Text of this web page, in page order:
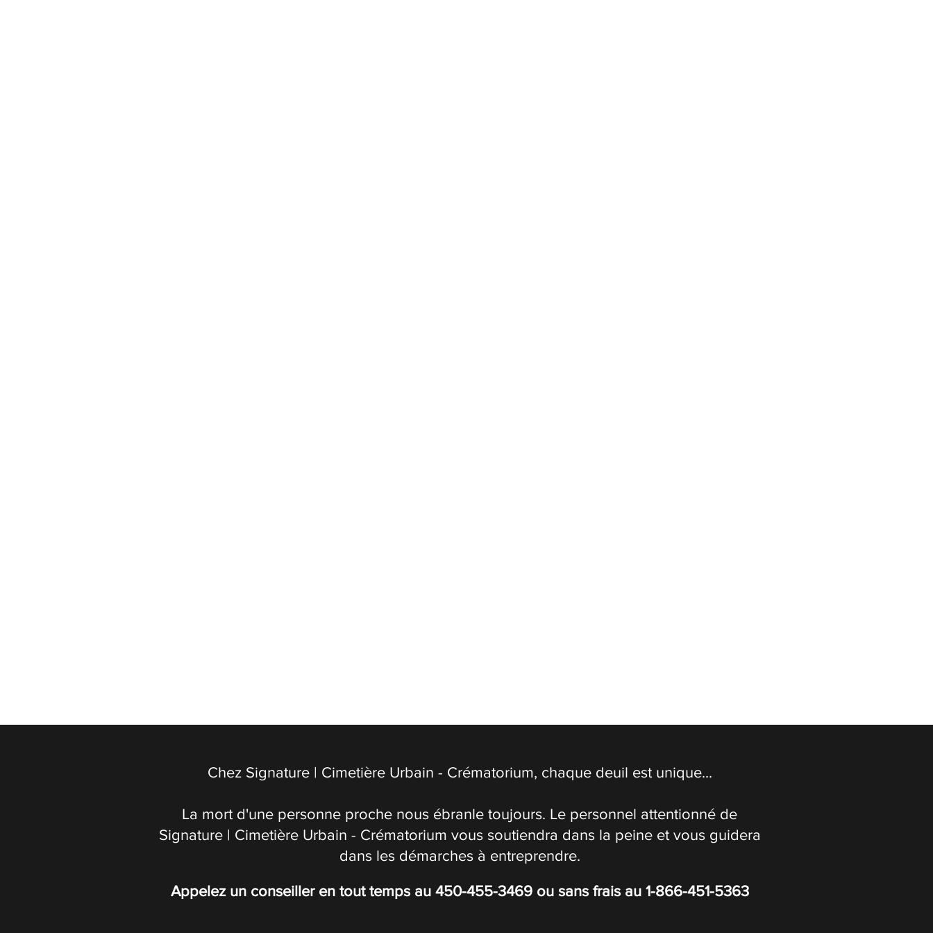
Chez Signature | Cimetière Urbain - Crématorium, chaque deuil est unique...
La mort d'une personne proche nous ébranle toujours. Le personnel attentionné de
Signature | Cimetière Urbain - Crématorium vous soutiendra dans la peine et vous guidera
dans les démarches à entreprendre.
Appelez un conseiller en tout temps au 450-455-3469ou sans frais au 1-866-451-5363